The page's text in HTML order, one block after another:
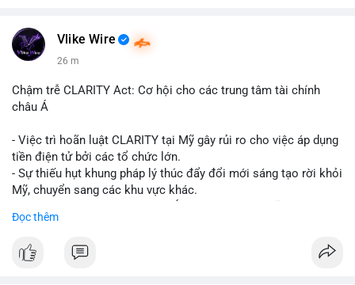
Vlike Wire
26 m
Chậm trễ CLARITY Act: Cơ hội cho các trung tâm tài chính
châu Á
- Việc trì hoãn luật CLARITY tại Mỹ gây rủi ro cho việc áp dụng
tiền điện tử bởi các tổ chức lớn.
- Sự thiếu hụt khung pháp lý thúc đẩy đổi mới sáng tạo rời khỏi
Mỹ, chuyển sang các khu vực khác.
trường khi Mỹ còn đang lúng túng về luật pháp.
#binancesquare #blockchain
Đọc thêm